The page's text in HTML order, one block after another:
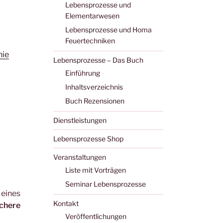
Lebensprozesse und
Elementarwesen
Lebensprozesse und Homa
Feuertechniken
Lebensprozesse – Das Buch
Einführung
Inhaltsverzeichnis
Buch Rezensionen
Dienstleistungen
Lebensprozesse Shop
Veranstaltungen
Liste mit Vorträgen
Seminar Lebensprozesse
Kontakt
Veröffentlichungen